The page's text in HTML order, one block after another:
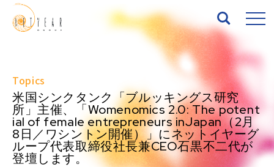
Top
About
Services
Topics
米国シンクタンク「ブルッキングス研究
所」主催、「Womenomics 2.0: The potent
ial of female entrepreneurs inJapan（2月
8日／ワシントン開催）」にネットイヤーグ
ループ代表取締役社長兼CEO石黒不二代が
登壇します。